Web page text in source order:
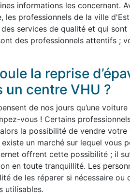
informations les concernant.
les professionnels de la ville
services de qualité et qui
des professionnels attentifs ;
la reprise
centre VHU ?
de nos jours qu’une voiture
vous ! Certains
la possibilité de vendre votre
existe un marché sur lequel vous
offrent cette possibilité ; il
en toute tranquillité. Les
de les réparer si nécessaire ou
utilisables.